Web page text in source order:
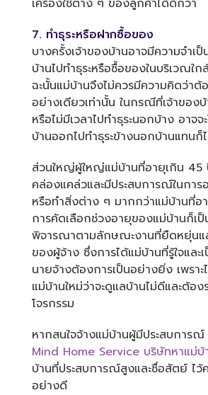
เครื่องใช้ต่าง ๆ ของลูกค้าได้ดีกว่า
7. ทำธุระหรือฝากซื้อของ
บางครั้งเจ้าของบ้านอาจมีความจำเ
บ้านไปทำธุระหรือซื้อของในบริเวณใก
ฉะนั้นแม่บ้านจึงไม่ควรมีความคิดว่าต้
อย่างเดียวเท่านั้น ในกรณีที่เจ้าของ
หรือไม่มีเวลาไปทำธุระนอกบ้าง อาจจ
บ้านออกไปทำธุระข้างนอกบ้านแทนก็
ส่วนใหญ่ผู้ใหญ่แม่บ้านที่อายุเกิน 45
คล่องแคล่วและมีประสบการณ์ในกา
หรือทำสิ่งต่าง ๆ มากกว่าแม่บ้านที่อ
การคัดเลือกช่วงอายุของแม่บ้านก็เ
พิจารณาตามลักษณะงานที่ยืดหยุ่นแ
ของผู้จ้าง ซึ่งการได้แม่บ้านที่รู้ใจและ
นายจ้างต้องการเป็นอย่างยิ่ง เพรา
แม่บ้านใหม่ว่าจะดูแลบ้านไม่ดีและต้อง
โจรกรรม
หากสนใจจ้างแม่บ้านผู้มีประสบการ
Mind Home Service บริษัทหาแม่บ้
บ้านที่ประสบการณ์สูงและซื่อสัตย์ ไ
อย่างดี